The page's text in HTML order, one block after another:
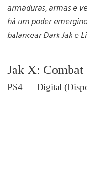
armaduras, armas e
há um poder
balancear Dark Jak e
Jak X: Combat
PS4 — Digital